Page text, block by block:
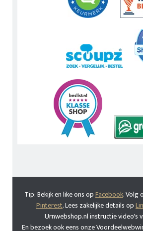
Tip: Bekijk en like ons opFacebook. Volg
Pinterest. Lees zakelijke details op
Urnwebshop.nl instructie video's
En bezoek ook eens onze